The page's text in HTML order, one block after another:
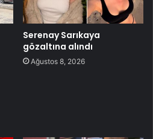
Serenay Sarıkaya
gözaltına alındı
Ağustos 8, 2026